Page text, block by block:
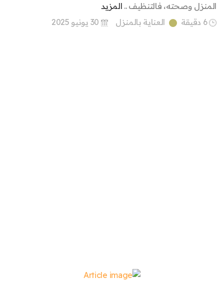
المنزل وصحته، فالتنظيف .. المزيد
6 دقيقة
العناية بالمنزل